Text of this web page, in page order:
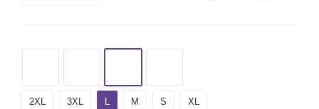
2XL 3XL L M S XL